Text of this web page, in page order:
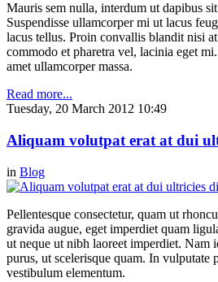
Mauris sem nulla, interdum ut dapibus
Suspendisse ullamcorper mi ut lacus
lacus tellus. Proin convallis blandit nisi
commodo et pharetra vel, lacinia eget
amet ullamcorper massa.
Read more...
Tuesday, 20 March 2012 10:49
Aliquam volutpat erat at dui
in Blog
Pellentesque consectetur, quam ut
gravida augue, eget imperdiet quam
ut neque ut nibh laoreet imperdiet. Nam
purus, ut scelerisque quam. In vulputate
vestibulum elementum.